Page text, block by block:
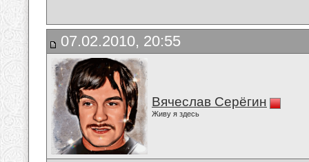
07.02.2010, 20:55
Вячеслав Серёгин
Живу я здесь